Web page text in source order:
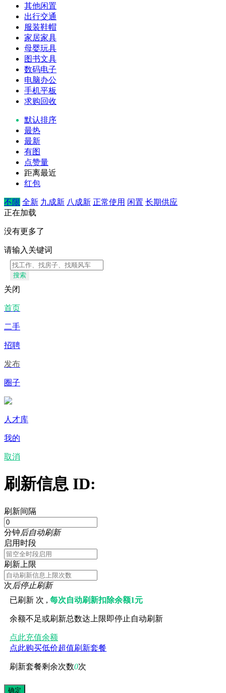
其他闲置
出行交通
服装鞋帽
家居家具
母婴玩具
图书文具
数码电子
电脑办公
手机平板
求购回收
默认排序
最热
最新
有图
点赞量
距离最近
红包
不限 全新 九成新 八成新 正常使用 闲置 长期供应
正在加载
没有更多了
请输入关键词
搜索
关闭
首页
二手
招聘
发布
圈子
人才库
我的
取消
刷新信息 ID:
刷新间隔
分钟后自动刷新
启用时段
刷新上限
次后停止刷新
已刷新 次 ,每次自动刷新扣除余额1元
余额不足或刷新总数达上限即停止自动刷新
点此充值余额
点此购买低价超值刷新套餐
刷新套餐剩余次数0次